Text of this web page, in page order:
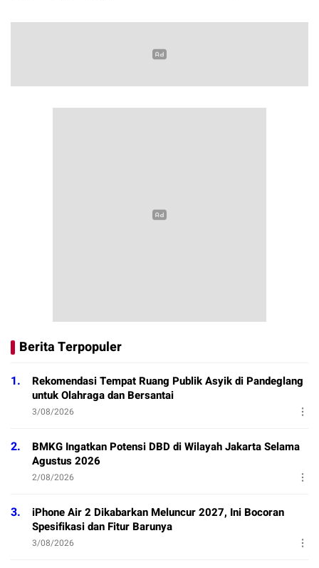
Berita Terpopuler
1.
Rekomendasi Tempat Ruang Publik Asyik di Pandeglang
untuk Olahraga dan Bersantai
3/08/2026
2.
BMKG Ingatkan Potensi DBD di Wilayah Jakarta Selama
Agustus 2026
2/08/2026
3.
iPhone Air 2 Dikabarkan Meluncur 2027, Ini Bocoran
Spesifikasi dan Fitur Barunya
3/08/2026